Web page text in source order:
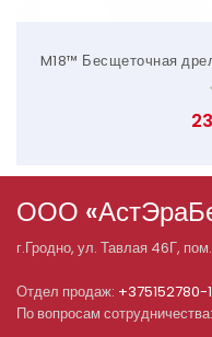
M18™ Бесщеточная
ООО
г.Гродно, ул. Тавлая 46Г,
Отдел продаж: +375152780-
По вопросам сотрудничества: